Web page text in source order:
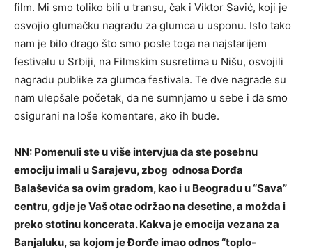
film. Mi smo toliko bili u transu, čak i Viktor Savić, koji je
osvojio glumačku nagradu za glumca u usponu. Isto tako
nam je bilo drago što smo posle toga na najstarijem
festivalu u Srbiji, na Filmskim susretima u Nišu, osvojili
nagradu publike za glumca festivala. Te dve nagrade su
nam ulepšale početak, da ne sumnjamo u sebe i da smo
osigurani na loše komentare, ako ih bude.
NN: Pomenuli ste u više intervjua da ste posebnu
emociju imali u Sarajevu, zbog odnosa Đorđa
Balaševića sa ovim gradom, kao i u Beogradu u “Sava”
centru, gdje je Vaš otac održao na desetine, a možda i
preko stotinu koncerata. Kakva je emocija vezana za
Banjaluku, sa kojom je Đorđe imao odnos “toplo-